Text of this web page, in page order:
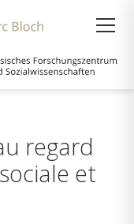
regard
et